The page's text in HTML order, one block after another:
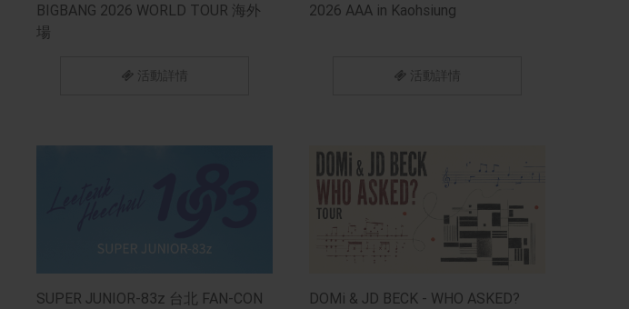
BIGBANG 2026 WORLD TOUR 海外
場
活動詳情
2026 AAA in Kaohsiung
活動詳情
SUPER JUNIOR-83z 台北 FAN-CON
DOMi & JD BECK - WHO ASKED?